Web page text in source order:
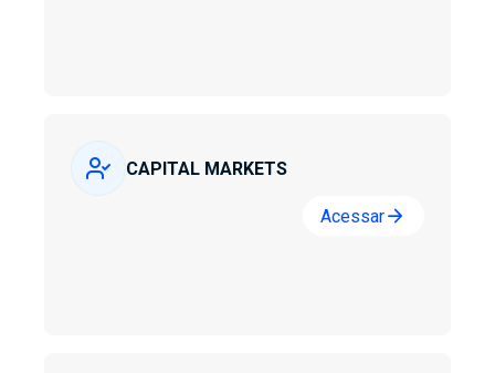
CAPITAL MARKETS
Acessararrow_forward